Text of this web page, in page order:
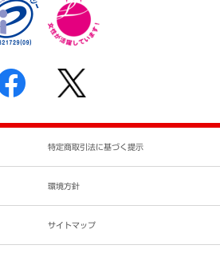
請求の手続きについて
特定商取引法に基づく提示
環境方針
サイトマップ